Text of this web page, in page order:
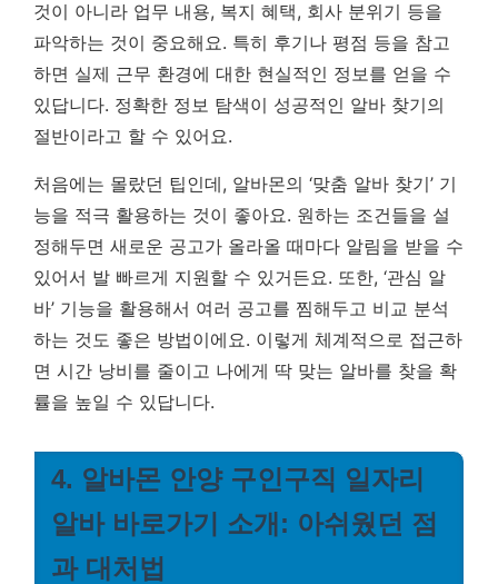
것이 아니라 업무 내용, 복지 혜택, 회사 분위기 등을
파악하는 것이 중요해요. 특히 후기나 평점 등을 참고
하면 실제 근무 환경에 대한 현실적인 정보를 얻을 수
있답니다. 정확한 정보 탐색이 성공적인 알바 찾기의
절반이라고 할 수 있어요.
처음에는 몰랐던 팁인데, 알바몬의 ‘맞춤 알바 찾기’ 기
능을 적극 활용하는 것이 좋아요. 원하는 조건들을 설
정해두면 새로운 공고가 올라올 때마다 알림을 받을 수
있어서 발 빠르게 지원할 수 있거든요. 또한, ‘관심 알
바’ 기능을 활용해서 여러 공고를 찜해두고 비교 분석
하는 것도 좋은 방법이에요. 이렇게 체계적으로 접근하
면 시간 낭비를 줄이고 나에게 딱 맞는 알바를 찾을 확
률을 높일 수 있답니다.
4. 알바몬 안양 구인구직 일자리
알바 바로가기 소개: 아쉬웠던 점
과 대처법